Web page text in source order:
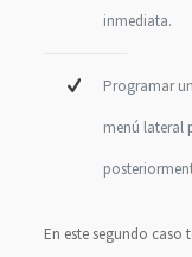
inmediata.
Programar
menú lateral
En este segundo